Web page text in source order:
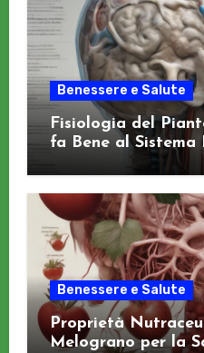
Benessere e Salute
Fisiologia del
fa Bene al Sistema
Benessere e Salute
Proprietà
Melograno per la